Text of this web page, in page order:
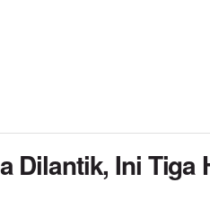
Dilantik, Ini Tiga